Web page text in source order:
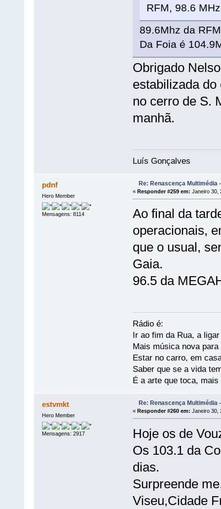
RFM, 98.6
89.6Mhz da
Da Foia é
Obrigado
estabilizada
no cerro de S.
manhã.
Luís Gonçalves
pdnf
Hero Member
Mensagens: 8114
Re: Renascença Multimédia
« Responder #259 em: Janeiro 30,
Ao final da
operacionais,
que o usual,
Gaia.
96.5 da
Rádio é:
Ir ao fim da Rua, a
Mais música nova
Estar no carro, em
Saber que se a vida
É a arte que toca,
estvmkt
Hero Member
Mensagens: 2917
Re: Renascença Multimédia
« Responder #260 em: Janeiro 30,
Hoje os de
Os 103.1 da
dias.
Surpreende
Viseu,Cidade